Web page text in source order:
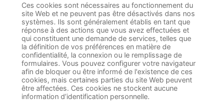
Ces cookies sont nécessaires au fonctionnement du
site Web et ne peuvent pas être désactivés dans nos
systèmes. Ils sont généralement établis en tant que
réponse à des actions que vous avez effectuées et
qui constituent une demande de services, telles que
la définition de vos préférences en matière de
confidentialité, la connexion ou le remplissage de
formulaires. Vous pouvez configurer votre navigateur
afin de bloquer ou être informé de l'existence de ces
cookies, mais certaines parties du site Web peuvent
être affectées. Ces cookies ne stockent aucune
information d’identification personnelle.